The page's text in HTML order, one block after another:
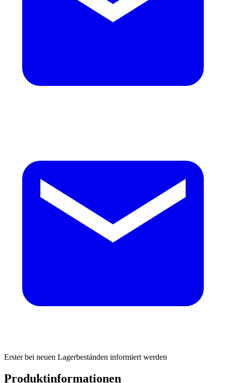
Erster bei neuen Lagerbeständen informiert werden
Produktinformationen